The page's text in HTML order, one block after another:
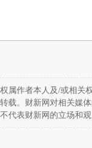
属作者本人及/或相关
载。财新网对相关媒
代表财新网的立场和观